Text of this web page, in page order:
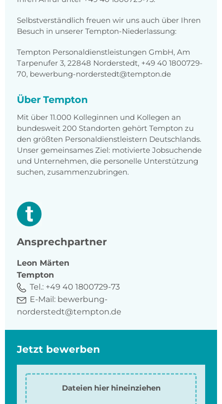
Selbstverständlich freuen wir uns auch über Ihren
Besuch in unserer Tempton-Niederlassung:
Tempton Personaldienstleistungen GmbH, Am
Tarpenufer 3, 22848 Norderstedt, +49 40 1800729-
70, bewerbung-norderstedt@tempton.de
Über Tempton
Mit über 11.000 Kolleginnen und Kollegen an
bundesweit 200 Standorten gehört Tempton zu
den größten Personaldienstleistern Deutschlands.
Unser gemeinsames Ziel: motivierte Jobsuchende
und Unternehmen, die personelle Unterstützung
suchen, zusammenzubringen.
Ansprechpartner
Leon Märten
Tempton
Tel.: +49 40 1800729-73
E-Mail: bewerbung-
norderstedt@tempton.de
Jetzt bewerben
Dateien hier hineinziehen